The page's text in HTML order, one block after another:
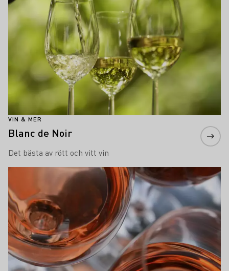
VIN & MER
Blanc de Noir
Det bästa av rött och vitt vin
Läs mer om detta